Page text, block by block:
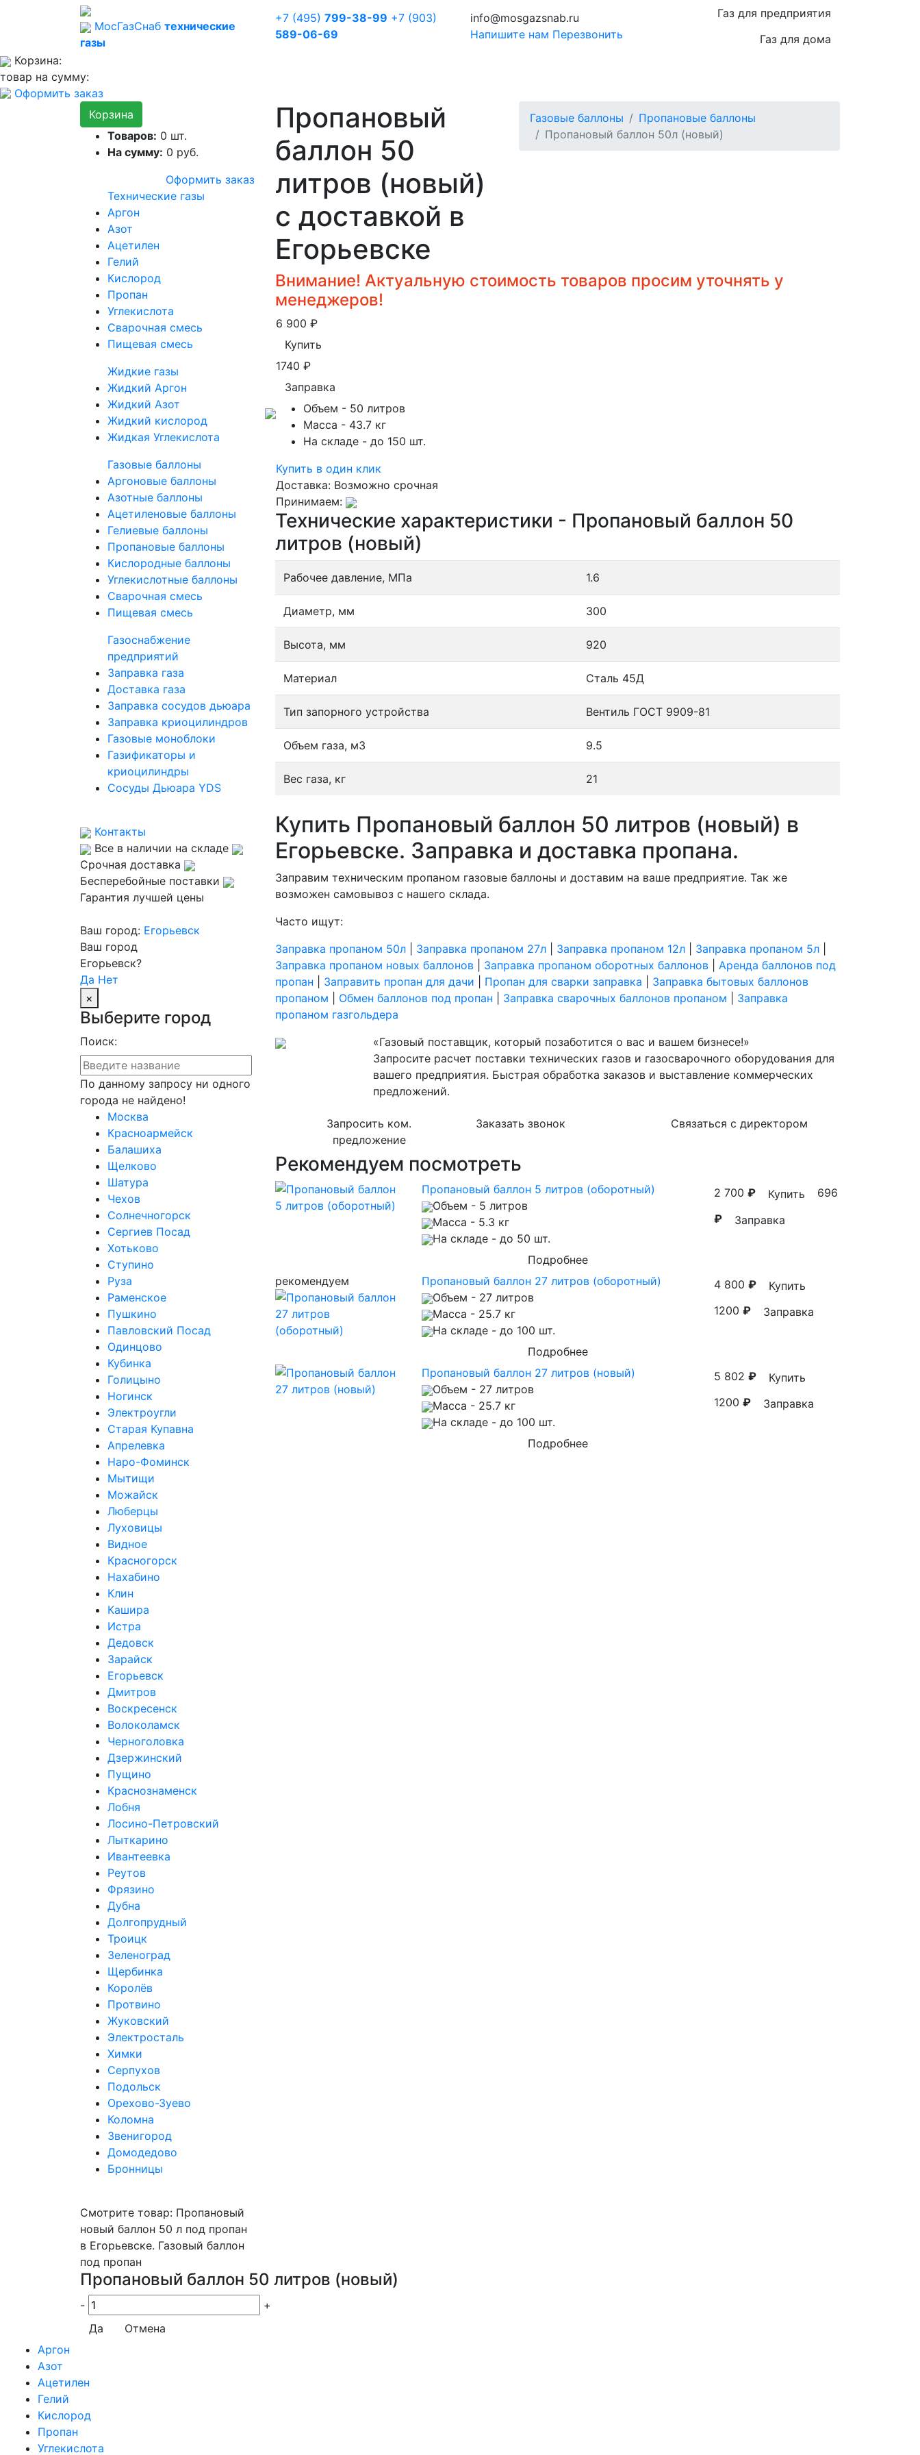
МосГазСнаб технические
газы
+7 (495) 799-38-99 +7 (903)
589-06-69
info@mosgazsnab.ru
Напишите нам Перезвонить
Газ для предприятия
Газ для дома
Корзина:
товар на сумму:
Оформить заказ
Корзина
Товаров: 0 шт.
На сумму: 0 руб.
Оформить заказ
Технические газы
Аргон
Азот
Ацетилен
Гелий
Кислород
Пропан
Углекислота
Сварочная смесь
Пищевая смесь
Жидкие газы
Жидкий Аргон
Жидкий Азот
Жидкий кислород
Жидкая Углекислота
Газовые баллоны
Аргоновые баллоны
Азотные баллоны
Ацетиленовые баллоны
Гелиевые баллоны
Пропановые баллоны
Кислородные баллоны
Углекислотные баллоны
Сварочная смесь
Пищевая смесь
Газоснабжение
предприятий
Заправка газа
Доставка газа
Заправка сосудов дьюара
Заправка криоцилиндров
Газовые моноблоки
Газификаторы и
криоцилиндры
Сосуды Дьюара YDS
Контакты
Все в наличии на складе
Срочная доставка
Бесперебойные поставки
Гарантия лучшей цены
Ваш город: Егорьевск
Ваш город
Егорьевск?
Да Нет
×
Выберите город
Поиск:
По данному запросу ни одного
города не найдено!
Москва
Красноармейск
Балашиха
Щелково
Шатура
Чехов
Солнечногорск
Сергиев Посад
Хотьково
Ступино
Руза
Раменское
Пушкино
Павловский Посад
Одинцово
Кубинка
Голицыно
Ногинск
Электроугли
Старая Купавна
Апрелевка
Наро-Фоминск
Мытищи
Можайск
Люберцы
Луховицы
Видное
Красногорск
Нахабино
Клин
Кашира
Истра
Дедовск
Зарайск
Егорьевск
Дмитров
Воскресенск
Волоколамск
Черноголовка
Дзержинский
Пущино
Краснознаменск
Лобня
Лосино-Петровский
Лыткарино
Ивантеевка
Реутов
Фрязино
Дубна
Долгопрудный
Троицк
Зеленоград
Щербинка
Королёв
Протвино
Жуковский
Электросталь
Химки
Серпухов
Подольск
Орехово-Зуево
Коломна
Звенигород
Домодедово
Бронницы
Смотрите товар: Пропановый
новый баллон 50 л под пропан
в Егорьевске. Газовый баллон
под пропан
Пропановый
баллон 50
литров (новый)
с доставкой в
Егорьевске
Газовые баллоны
Пропановые баллоны
Пропановый баллон 50л (новый)
Внимание! Актуальную стоимость товаров просим уточнять у
менеджеров!
6 900 ₽
Купить
1740 ₽
Заправка
Объем - 50 литров
Масса - 43.7 кг
На складе - до 150 шт.
Купить в один клик
Доставка: Возможно срочная
Принимаем:
Технические характеристики - Пропановый баллон 50
литров (новый)
Рабочее давление, МПа 1.6
Диаметр, мм 300
Высота, мм 920
Материал Сталь 45Д
Тип запорного устройства Вентиль ГОСТ 9909-81
Объем газа, м3 9.5
Вес газа, кг 21
Купить Пропановый баллон 50 литров (новый) в
Егорьевске. Заправка и доставка пропана.
Заправим техническим пропаном газовые баллоны и доставим на ваше предприятие. Так же
возможен самовывоз с нашего склада.
Часто ищут:
Заправка пропаном 50л
Заправка пропаном 27л Заправка пропаном 12л Заправка пропаном 5л
Заправка пропаном новых баллонов
Заправка пропаном оборотных баллонов
Аренда баллонов под
пропан
Заправить пропан для дачи Пропан для сварки заправка
Заправка бытовых баллонов
пропаном
Обмен баллонов под пропан Заправка сварочных баллонов пропаном
Заправка
пропаном газгольдера
«Газовый поставщик, который позаботится о вас и вашем бизнесе!»
Запросите расчет поставки технических газов и газосварочного оборудования для
вашего предприятия. Быстрая обработка заказов и выставление коммерческих
предложений.
Запросить ком.
предложение
Заказать звонок Связаться с директором
Рекомендуем посмотреть
Пропановый баллон 5 литров (оборотный)
Объем - 5 литров
Масса - 5.3 кг
На складе- до 50 шт.
Подробнее
2 700₽ Купить
696
₽
Заправка
рекомендуем
Пропановый баллон 27 литров (оборотный)
Объем - 27 литров
Масса - 25.7 кг
На складе- до 100 шт.
Подробнее
4 800₽
Купить
1200₽ Заправка
Пропановый баллон 27 литров (новый)
Объем - 27 литров
Масса - 25.7 кг
На складе- до 100 шт.
Подробнее
5 802₽
Купить
1200₽ Заправка
Пропановый баллон 50 литров (новый)
-
+
Да
Отмена
Аргон
Азот
Ацетилен
Гелий
Кислород
Пропан
Углекислота